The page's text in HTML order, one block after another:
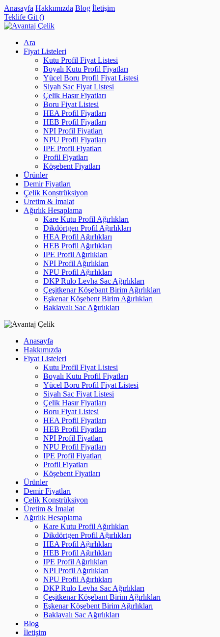
Anasayfa Hakkımızda Blog İletişim
Teklife Git ()
Ara
Fiyat Listeleri
Kutu Profil Fiyat Listesi
Boyalı Kutu Profil Fiyatları
Yücel Boru Profil Fiyat Listesi
Siyah Sac Fiyat Listesi
Çelik Hasır Fiyatları
Boru Fiyat Listesi
HEA Profil Fiyatları
HEB Profil Fiyatları
NPI Profil Fiyatları
NPU Profil Fiyatları
IPE Profil Fiyatları
Profil Fiyatları
Köşebent Fiyatları
Ürünler
Demir Fiyatları
Çelik Konstrüksiyon
Üretim & İmalat
Ağırlık Hesaplama
Kare Kutu Profil Ağırlıkları
Dikdörtgen Profil Ağırlıkları
HEA Profil Ağırlıkları
HEB Profil Ağırlıkları
IPE Profil Ağırlıkları
NPI Profil Ağırlıkları
NPU Profil Ağırlıkları
DKP Rulo Levha Sac Ağırlıkları
Çeşitkenar Köşebant Birim Ağırlıkları
Eşkenar Köşebent Birim Ağırlıkları
Baklavalı Sac Ağırlıkları
Anasayfa
Hakkımızda
Fiyat Listeleri
Kutu Profil Fiyat Listesi
Boyalı Kutu Profil Fiyatları
Yücel Boru Profil Fiyat Listesi
Siyah Sac Fiyat Listesi
Çelik Hasır Fiyatları
Boru Fiyat Listesi
HEA Profil Fiyatları
HEB Profil Fiyatları
NPI Profil Fiyatları
NPU Profil Fiyatları
IPE Profil Fiyatları
Profil Fiyatları
Köşebent Fiyatları
Ürünler
Demir Fiyatları
Çelik Konstrüksiyon
Üretim & İmalat
Ağırlık Hesaplama
Kare Kutu Profil Ağırlıkları
Dikdörtgen Profil Ağırlıkları
HEA Profil Ağırlıkları
HEB Profil Ağırlıkları
IPE Profil Ağırlıkları
NPI Profil Ağırlıkları
NPU Profil Ağırlıkları
DKP Rulo Levha Sac Ağırlıkları
Çeşitkenar Köşebant Birim Ağırlıkları
Eşkenar Köşebent Birim Ağırlıkları
Baklavalı Sac Ağırlıkları
Blog
İletişim